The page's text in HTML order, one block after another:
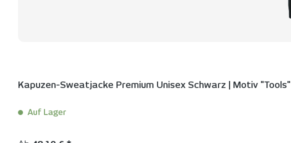
Kapuzen-Sweatjacke Premium Unisex Schwarz | Motiv "Tools"
Auf Lager